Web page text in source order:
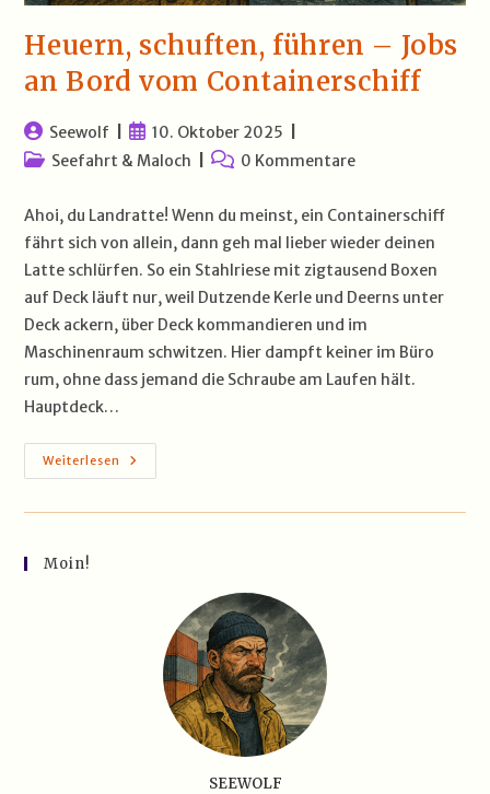
Heuern, schuften, führen – Jobs
an Bord vom Containerschiff
Beitrags-
Autor:
Seewolf
Beitrag
veröffentlicht:
10. Oktober 2025
Beitrags-
Seefahrt & Maloch
Beitrags-
0 Kommentare
Ahoi, du Landratte! Wenn du meinst, ein Containerschiff
fährt sich von allein, dann geh mal lieber wieder deinen
Latte schlürfen. So ein Stahlriese mit zigtausend Boxen
auf Deck läuft nur, weil Dutzende Kerle und Deerns unter
Deck ackern, über Deck kommandieren und im
Maschinenraum schwitzen. Hier dampft keiner im Büro
rum, ohne dass jemand die Schraube am Laufen hält.
Hauptdeck…
Weiterlesen Heuern,
Schuften,
–
Moin!
SEEWOLF